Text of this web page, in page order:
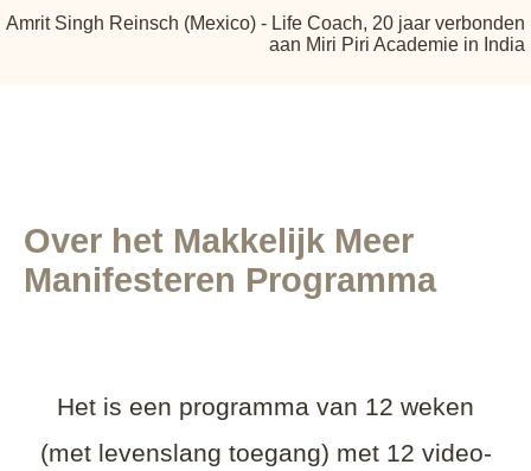
Amrit Singh Reinsch (Mexico) - Life Coach, 20 jaar verbonden
aan Miri Piri Academie in India
Over het Makkelijk Meer
Manifesteren Programma
Het is een programma van 12 weken
(met levenslang toegang) met 12 video-